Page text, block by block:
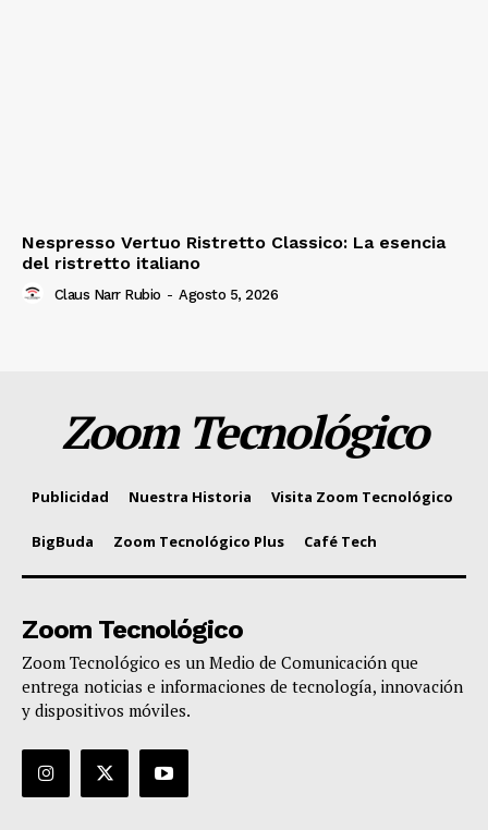
Nespresso Vertuo Ristretto Classico: La esencia
del ristretto italiano
Claus Narr Rubio - Agosto 5, 2026
Zoom Tecnológico
Publicidad Nuestra Historia Visita Zoom Tecnológico
BigBuda Zoom Tecnológico Plus Café Tech
Zoom Tecnológico
Zoom Tecnológico es un Medio de Comunicación que
entrega noticias e informaciones de tecnología, innovación
y dispositivos móviles.